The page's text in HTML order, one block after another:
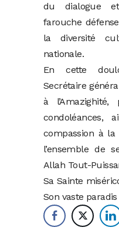
du dialogue
farouche
la diversité
nationale.
En cette
Secrétaire
à l’Amazighité,
condoléances,
compassion à
l’ensemble de
Allah Tout-
Sa Sainte
Son vaste paradis